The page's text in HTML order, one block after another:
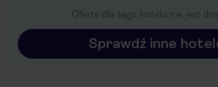
Oferta dla tego hotelu nie jest
Sprawdź inne